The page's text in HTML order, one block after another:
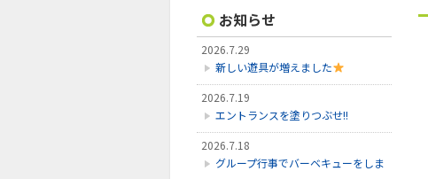
お知らせ
2026.7.29
新しい遊具が増えました
2026.7.19
エントランスを塗りつぶせ!!
2026.7.18
グループ行事でバーベキューをしま